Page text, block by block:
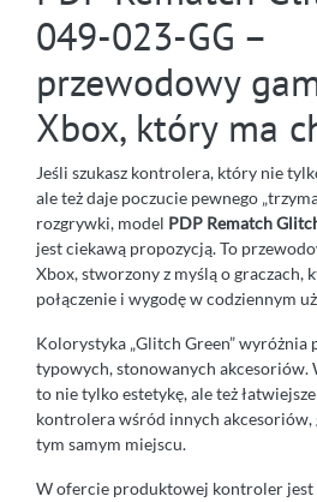
049-023-GG –
przewodowy
Xbox, który ma
Jeśli szukasz kontrolera, który nie
ale też daje poczucie pewnego
rozgrywki, model PDP Rematch
jest ciekawą propozycją. To
Xbox, stworzony z myślą o graczach,
połączenie i wygodę w codziennym
Kolorystyka „Glitch Green” wyróżnia
typowych, stonowanych akcesoriów.
to nie tylko estetykę, ale też
kontrolera wśród innych akcesoriów,
tym samym miejscu.
W ofercie produktowej kontroler jest